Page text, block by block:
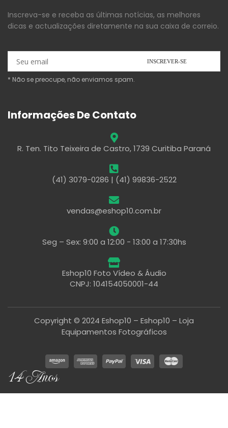
Inscreva-se e receba as últimas notícias, as melhores
dicas e actualizações diretamente na sua caixa de correio.
* Não se preocupe, não enviamos spam.
Informações De Contato
R. Ten. Tito Teixeira de Castro, 1739 Curitiba Paraná
(41) 3079-0286 | (41) 99836-2522
vendas@eshop10.com.br
Seg – Sex: 9:00 a 12:00 - 13:00 a 17:30hs
Eshop10 Foto Vídeo & Áudio
CNPJ: 104154050001-44
Copyright © 2024 Eshop10 – Eshop10 – Loja
Equipamentos Fotográficos
14 Anos